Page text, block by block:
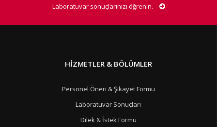
Laboratuvar sonuçlarınızı öğrenin.
HIZMETLER & BÖLÜMLER
Personel Öneri & Şikayet Formu
Laboratuvar Sonuçları
Dilek & İstek Formu